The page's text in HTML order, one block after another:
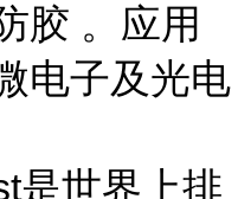
胶 。应用
电子及光电
是世界上排